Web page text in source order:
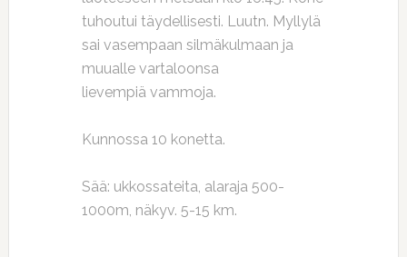
tuhoutui täydellisesti. Luutn. Myllylä
sai vasempaan silmäkulmaan ja
muualle vartaloonsa
lievempiä vammoja.
Kunnossa 10 konetta.
Sää: ukkossateita, alaraja 500-
1000m, näkyv. 5-15 km.